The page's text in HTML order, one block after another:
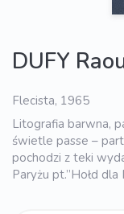
DUFY
Flecista, 1965
Litografia barwna,
świetle passe –
pochodzi z teki
Paryżu pt.”Hołd